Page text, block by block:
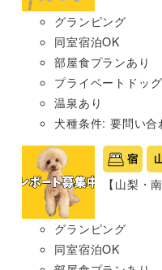
グランピング
同室宿泊OK
部屋食プランあり
プライベートドッ
温泉あり
犬種条件: 要問い合
宿
【山梨・
グランピング
同室宿泊OK